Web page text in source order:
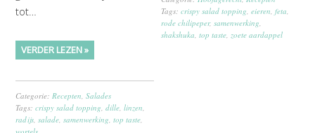
tot…
VERDER LEZEN »
Categorie: Recepten ,Salades
Tags:crispy salad topping ,dille ,linzen
radijs ,salade ,samenwerking ,top taste
Tags:crispy salad topping ,eieren ,feta
rode chilipeper,samenwerking
shakshuka ,top taste zoete aardappel